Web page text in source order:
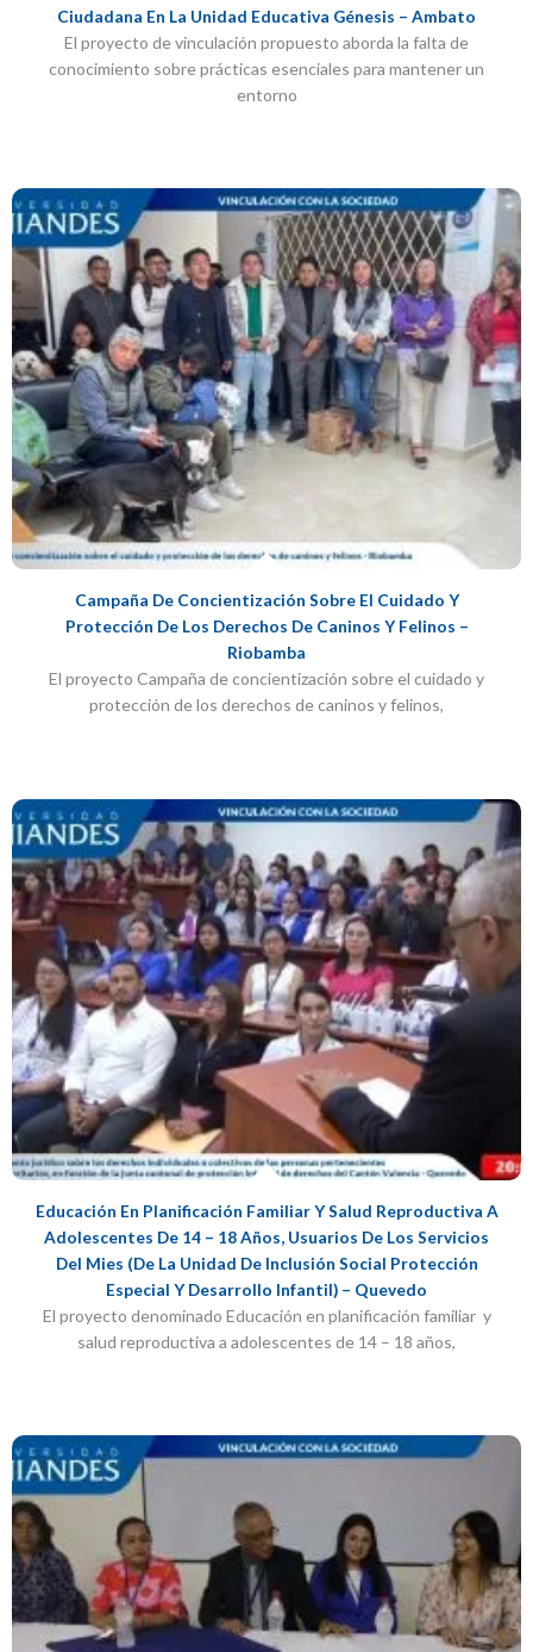
Ciudadana En La Unidad Educativa Génesis – Ambato
El proyecto de vinculación propuesto aborda la falta de
conocimiento sobre prácticas esenciales para mantener un
entorno
Campaña De Concientización Sobre El Cuidado Y
Protección De Los Derechos De Caninos Y Felinos –
Riobamba
El proyecto Campaña de concientización sobre el cuidado y
protección de los derechos de caninos y felinos,
Educación En Planificación Familiar Y Salud Reproductiva A
Adolescentes De 14 – 18 Años, Usuarios De Los Servicios
Del Mies (de La Unidad De Inclusión Social Protección
Especial Y Desarrollo Infantil) – Quevedo
El proyecto denominado Educación en planificación familiar y
salud reproductiva a adolescentes de 14 – 18 años,